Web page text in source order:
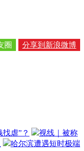
分享到新浪微博
圈
虐”？
视线｜被称
哈尔滨遭遇短时极端